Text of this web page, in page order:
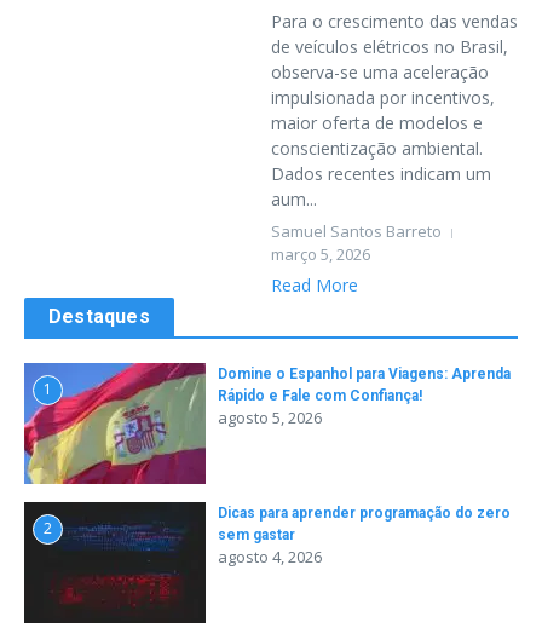
Para o crescimento das vendas
de veículos elétricos no Brasil,
observa-se uma aceleração
impulsionada por incentivos,
maior oferta de modelos e
conscientização ambiental.
Dados recentes indicam um
aum...
Samuel Santos Barreto
março 5, 2026
Read More
Destaques
1
Domine o Espanhol para Viagens: Aprenda
Rápido e Fale com Confiança!
agosto 5, 2026
2
Dicas para aprender programação do zero
sem gastar
agosto 4, 2026